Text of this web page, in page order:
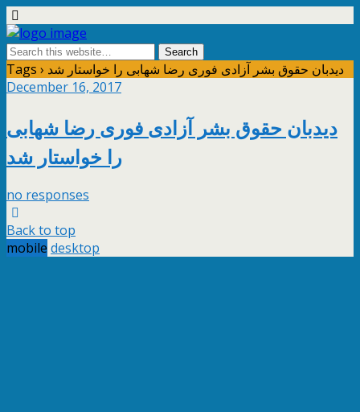
Tags › دیدبان حقوق بشر آزادی فوری رضا شهابی را خواستار شد
December 16, 2017
دیدبان حقوق بشر آزادی فوری رضا شهابی
را خواستار شد
no responses
Back to top
mobile desktop